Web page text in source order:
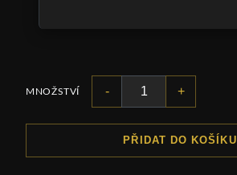
MNOŽSTVÍ - +
PŘIDAT DO KOŠÍKU